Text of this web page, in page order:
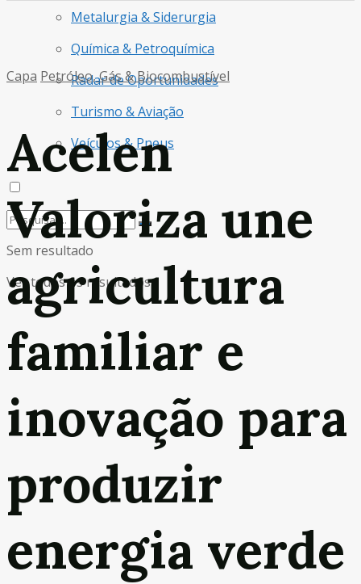
Metalurgia & Siderurgia
Química & Petroquímica
Radar de Oportunidades
Turismo & Aviação
Veículos & Pneus
Sem resultado
Ver todos os resultados
Capa Petróleo, Gás & Biocombustível
Acelen
Valoriza une
agricultura
familiar e
inovação para
produzir
energia verde